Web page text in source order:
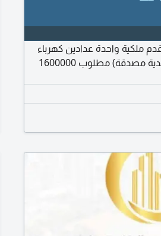
بيت في الشهباء المساحة 9000 قدم ملكية واحدة عدادين كهرباء
الدخل السنوي 120000 درهم (عقود بلدية مصدقة) مطلوب 1600000